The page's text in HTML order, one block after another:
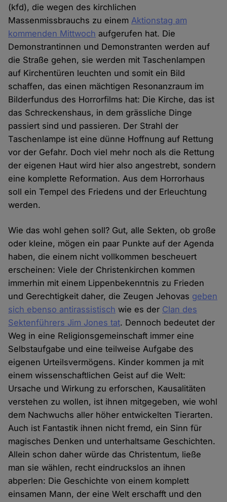
(kfd), die wegen des kirchlichen
Massenmissbrauchs zu einemAktionstag am
kommenden Mittwoch aufgerufen hat. Die
Demonstrantinnen und Demonstranten werden auf
die Straße gehen, sie werden mit Taschenlampen
auf Kirchentüren leuchten und somit ein Bild
schaffen, das einen mächtigen Resonanzraum im
Bilderfundus des Horrorfilms hat: Die Kirche, das ist
das Schreckenshaus, in dem grässliche Dinge
passiert sind und passieren. Der Strahl der
Taschenlampe ist eine dünne Hoffnung auf Rettung
vor der Gefahr. Doch viel mehr noch als die Rettung
der eigenen Haut wird hier also angestrebt, sondern
eine komplette Reformation. Aus dem Horrorhaus
soll ein Tempel des Friedens und der Erleuchtung
werden.
Wie das wohl gehen soll? Gut, alle Sekten, ob große
oder kleine, mögen ein paar Punkte auf der Agenda
haben, die einem nicht vollkommen bescheuert
erscheinen: Viele der Christenkirchen kommen
immerhin mit einem Lippenbekenntnis zu Frieden
und Gerechtigkeit daher, die Zeugen Jehovas geben
sich ebenso antirassistisch wie es der Clan des
Sektenführers Jim Jones tat. Dennoch bedeutet der
Weg in eine Religionsgemeinschaft immer eine
Selbstaufgabe und eine teilweise Aufgabe des
eigenen Urteilsvermögens. Kinder kommen ja mit
einem wissenschaftlichen Geist auf die Welt:
Ursache und Wirkung zu erforschen, Kausalitäten
verstehen zu wollen, ist ihnen mitgegeben, wie wohl
dem Nachwuchs aller höher entwickelten Tierarten.
Auch ist Fantastik ihnen nicht fremd, ein Sinn für
magisches Denken und unterhaltsame Geschichten.
Allein schon daher würde das Christentum, ließe
man sie wählen, recht eindruckslos an ihnen
abperlen: Die Geschichte von einem komplett
einsamen Mann, der eine Welt erschafft und den